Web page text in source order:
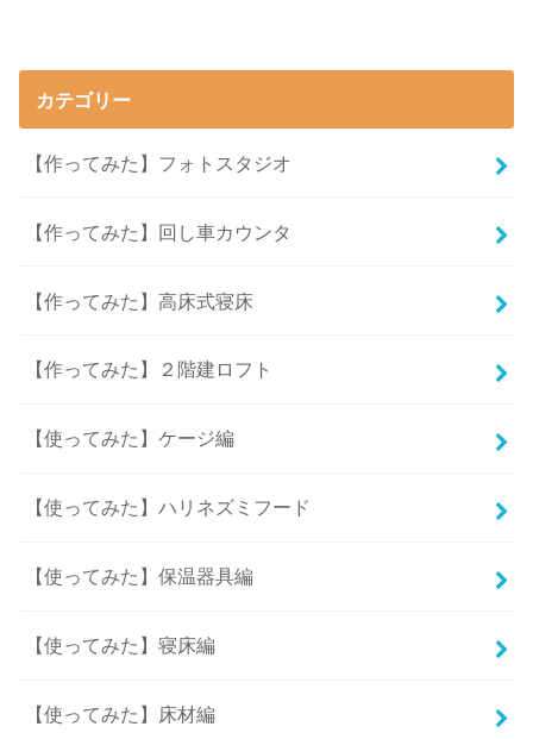
カテゴリー
【作ってみた】フォトスタジオ
【作ってみた】回し車カウンタ
【作ってみた】高床式寝床
【作ってみた】２階建ロフト
【使ってみた】ケージ編
【使ってみた】ハリネズミフード
【使ってみた】保温器具編
【使ってみた】寝床編
【使ってみた】床材編